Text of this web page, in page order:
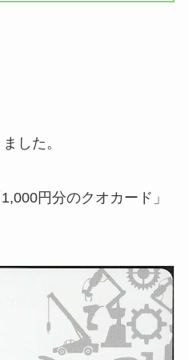
した。
円分のクオカード」